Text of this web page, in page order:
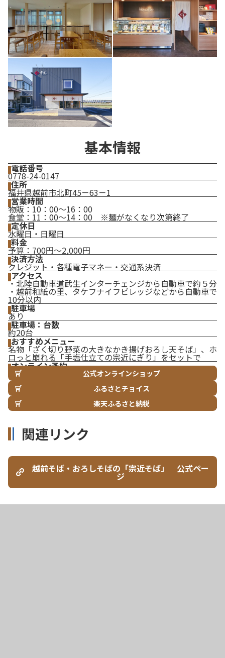
基本情報
電話番号
0778-24-0147
住所
福井県越前市北町45－63－1
営業時間
物販：10：00～16：00
食堂：11：00～14：00 ※麺がなくなり次第終了
定休日
水曜日・日曜日
料金
予算：700円～2,000円
決済方法
クレジット・各種電子マネー・交通系決済
アクセス
・北陸自動車道武生インターチェンジから自動車で約５分
・越前和紙の里、タケフナイフビレッジなどから自動車で
10分以内
駐車場
あり
駐車場：台数
約20台
おすすめメニュー
名物「ざく切り野菜の大きなかき揚げおろし天そば」、ホ
ロっと崩れる「手塩仕立ての宗近にぎり」をセットで
オンライン予約
公式オンラインショップ
ふるさとチョイス
楽天ふるさと納税
関連リンク
越前そば・おろしそばの「宗近そば」 公式ペー
ジ